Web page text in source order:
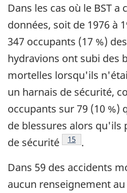
Dans les cas où le BST a
données, soit de 1976 à
347 occupants (17 %)
hydravions ont subi des
mortelles lorsqu'ils
un harnais de sécurité,
occupants sur 79 (10 %)
de blessures alors qu'ils
de sécurité
Note de bas de
15 .
Dans 59 des accidents
aucun renseignement